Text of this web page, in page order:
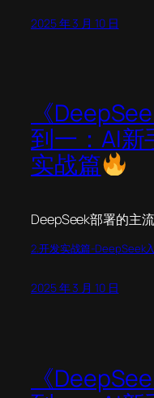
2025 年 3 月 10 日
《
到一：AI新
实战篇
DeepSeek部署的主
2.开发实战篇-DeepSeek
2025 年 3 月 10 日
《